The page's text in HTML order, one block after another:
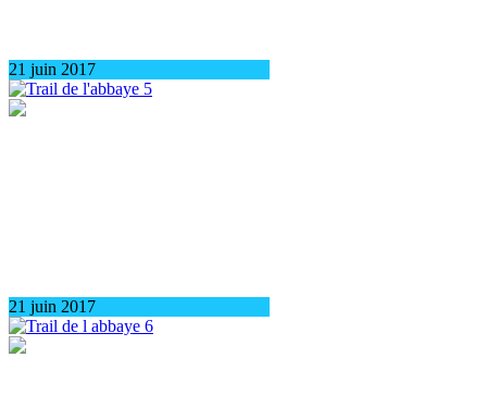
21 juin 2017
21 juin 2017